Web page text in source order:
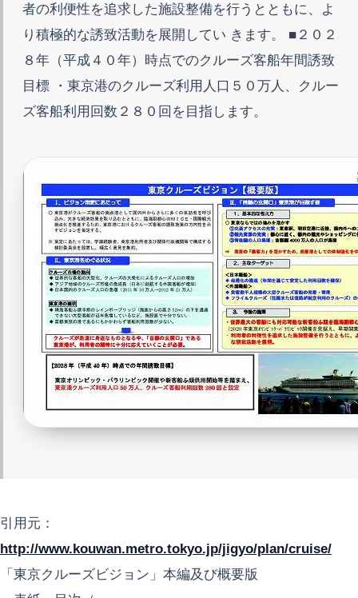
者の利便性を追求した施設整備を行うとともに、よ
り積極的な誘致活動を展開してい きます。 ■２０２
８年（平成４０年）時点でのクルーズ客船年間誘致
目標 ・東京港のクルーズ利用人口５０万人、クルー
ズ客船利用回数２８０回を目指します。
引用元：
http://www.kouwan.metro.tokyo.jp/jigyo/plan/cruise/
「東京クルーズビジョン」本編及び概要版